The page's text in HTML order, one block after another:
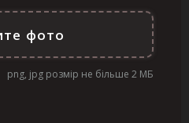
png, jpg розмір не більше 2 МБ